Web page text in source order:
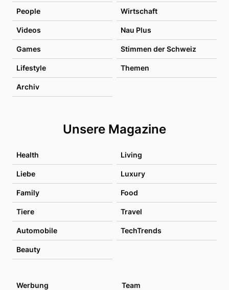
People Wirtschaft
Videos Nau Plus
Games Stimmen der Schweiz
Lifestyle Themen
Archiv
Unsere Magazine
Health Living
Liebe Luxury
Family Food
Tiere Travel
Automobile TechTrends
Beauty
Werbung Team